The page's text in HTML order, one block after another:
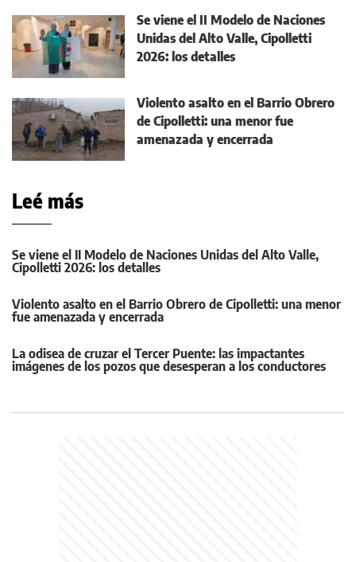
Se viene el II Modelo de Naciones
Unidas del Alto Valle, Cipolletti
2026: los detalles
Violento asalto en el Barrio Obrero
de Cipolletti: una menor fue
amenazada y encerrada
Leé más
Se viene el II Modelo de Naciones Unidas del Alto Valle,
Cipolletti 2026: los detalles
Violento asalto en el Barrio Obrero de Cipolletti: una menor
fue amenazada y encerrada
La odisea de cruzar el Tercer Puente: las impactantes
imágenes de los pozos que desesperan a los conductores